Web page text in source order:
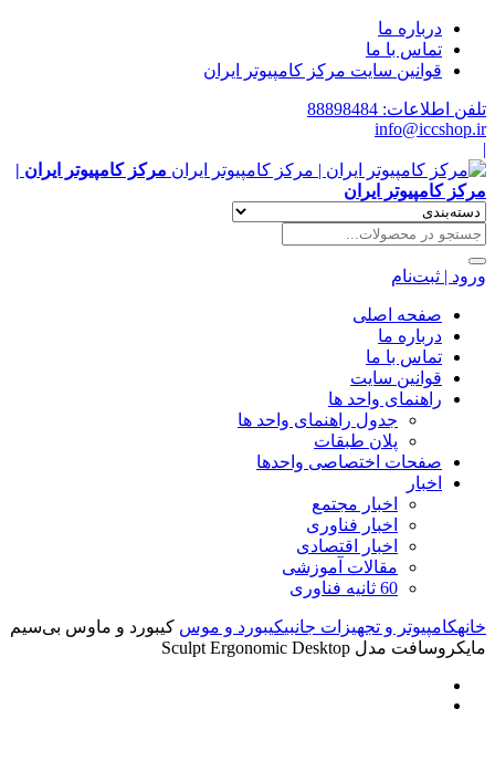
درباره ما
تماس با ما
قوانین سایت مرکز کامپیوتر ایران
تلفن اطلاعات: 88898484
info@iccshop.ir
|
مرکز کامپیوتر ایران |
مرکز کامپیوتر ایران
ورود | ثبت‌نام
صفحه اصلی
درباره ما
تماس با ما
قوانین سایت
راهنمای واحد ها
جدول راهنمای واحد ها
پلان طبقات
صفحات اختصاصی واحدها
اخبار
اخبار مجتمع
اخبار فناوری
اخبار اقتصادی
مقالات آموزشی
60 ثانیه فناوری
خانهکامپیوتر و تجهیزات جانبیکیبورد و موس کیبورد و ماوس بی‌سیم
مایکروسافت مدل Sculpt Ergonomic Desktop